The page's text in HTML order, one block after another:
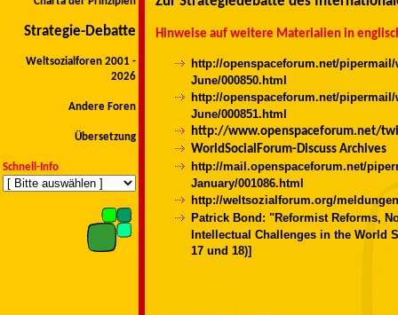
Strategie-Debatte
Weltsozialforen 2001 -
2026
Andere Foren
Übersetzung
Schnell-Info
Hinweise auf weitere Materialien in
http://openspaceforum.net/
June/000850.html
http://openspaceforum.net/
June/000851.html
http://www.openspaceforum.net/
WorldSocialForum-Discuss Archives
http://mail.openspaceforum.net/
January/001086.html
http://weltsozialforum.org/
Patrick Bond: "Reformist Reforms,
Intellectual Challenges in the World
17 und 18)]